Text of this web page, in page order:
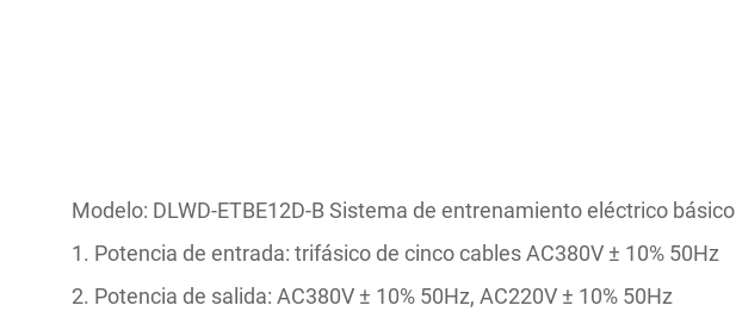
Modelo: DLWD-ETBE12D-B Sistema de entrenamiento eléctrico básico
1. Potencia de entrada: trifásico de cinco cables AC380V ± 10% 50Hz
2. Potencia de salida: AC380V ± 10% 50Hz, AC220V ± 10% 50Hz